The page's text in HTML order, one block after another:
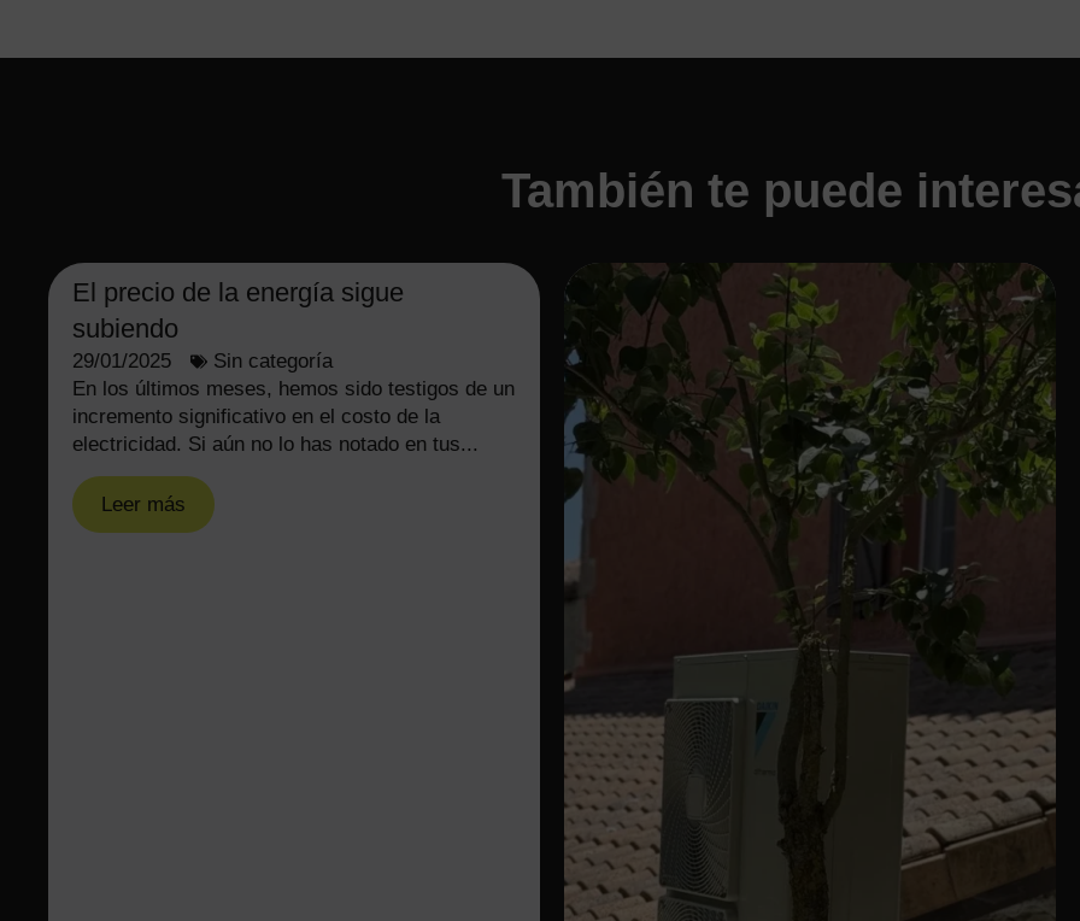
También te puede
El precio de la energía sigue
subiendo
29/01/2025
Sin categoría
En los últimos meses, hemos sido testigos de un
incremento significativo en el costo de la
electricidad. Si aún no lo has notado en tus...
Leer más